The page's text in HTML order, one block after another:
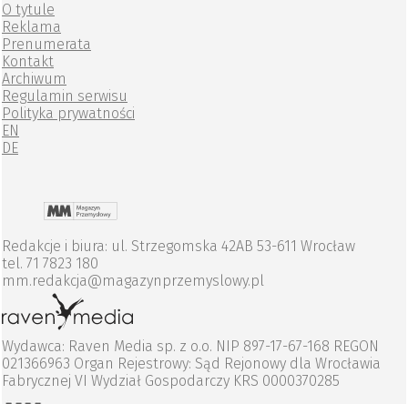
O tytule
Reklama
Prenumerata
Kontakt
Archiwum
Regulamin serwisu
Polityka prywatności
EN
DE
Redakcje i biura: ul. Strzegomska 42AB 53-611 Wrocław
tel. 71 7823 180
mm.redakcja@magazynprzemyslowy.pl
Wydawca: Raven Media sp. z o.o. NIP 897-17-67-168 REGON
021366963 Organ Rejestrowy: Sąd Rejonowy dla Wrocławia
Fabrycznej VI Wydział Gospodarczy KRS 0000370285